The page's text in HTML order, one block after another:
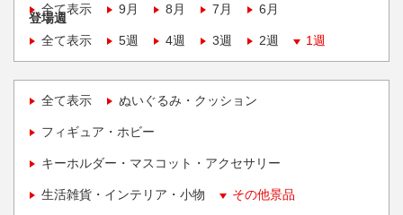
全て表示
9月 8月 7月 6月
登場週
全て表示
5週 4週 3週 2週 1週
全て表示 ぬいぐるみ・クッション
フィギュア・ホビー
キーホルダー・マスコット・アクセサリー
生活雑貨・インテリア・小物 その他景品